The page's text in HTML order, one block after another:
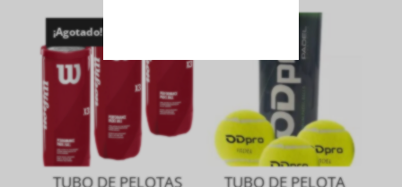
¡Agotado!
TUBO DE PELOTAS TUBO DE PELOTA